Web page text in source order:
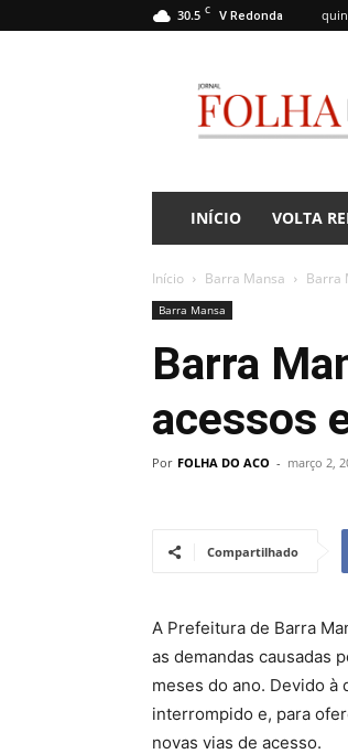
30.5 C V Redonda
Folha
do
Aço
INÍCIO VOLTA
Início Barra Mansa Barra
Barra Mansa
Barra
acessos
Por FOLHA DO ACO - março 2,
Compartilhado
A Prefeitura de Barra
as demandas causadas
meses do ano. Devido
interrompido e, para
novas vias de acesso.